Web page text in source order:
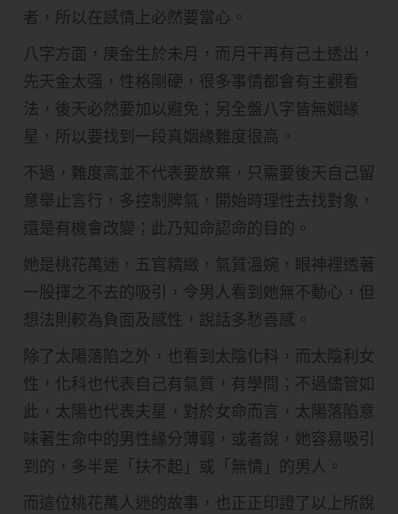
者，所以在感情上必然要當心。
八字方面，庚金生於未月，而月干再有己土透出，
先天金太强，性格剛硬，很多事情都會有主觀看
法，後天必然要加以避免；另全盤八字皆無姻緣
星，所以要找到一段真姻緣難度很高。
不過，難度高並不代表要放棄，只需要後天自己留
意舉止言行，多控制脾氣，開始時理性去找對象，
還是有機會改變；此乃知命認命的目的。
她是桃花萬迷，五官精緻，氣質溫婉，眼神裡透著
一股揮之不去的吸引，令男人看到她無不動心，但
想法則較為負面及感性，說話多愁善感。
除了太陽落陷之外，也看到太陰化科，而太陰利女
性，化科也代表自己有氣質，有學問；不過儘管如
此，太陽也代表夫星，對於女命而言，太陽落陷意
味著生命中的男性緣分薄弱，或者說，她容易吸引
到的，多半是「扶不起」或「無情」的男人。
而這位桃花萬人迷的故事，也正正印證了以上所說